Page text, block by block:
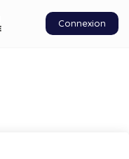
Connexion